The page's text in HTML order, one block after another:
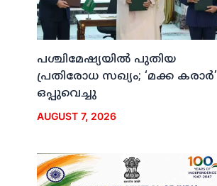
പശ്ചിമേഷ്യയില്‍ പുതിയ
പ്രതിരോധ സഖ്യം; ‘മക്ക കരാര്‍’
ഒപ്പുവെച്ചു
AUGUST 7, 2026